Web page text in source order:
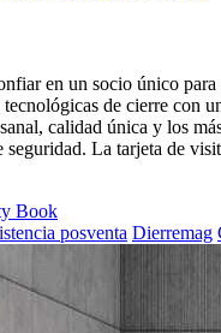
en un socio único para
de cierre con
calidad única y los
seguridad. La tarjeta de
Book
posventa Dierremag